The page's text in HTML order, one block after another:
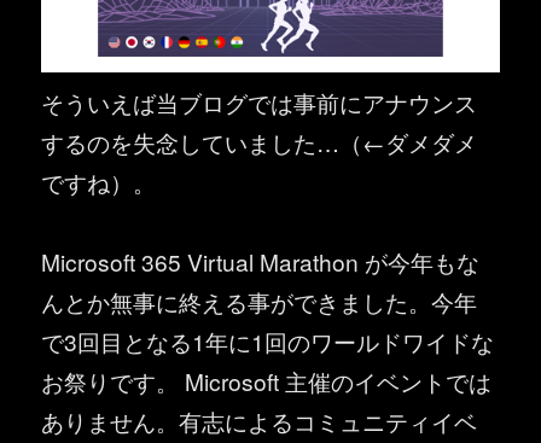
そういえば当ブログでは事前にアナウンス
するのを失念していました…（←ダメダメ
ですね）。
Microsoft 365 Virtual Marathon が今年もな
んとか無事に終える事ができました。今年
で3回目となる1年に1回のワールドワイドな
お祭りです。 Microsoft 主催のイベントでは
ありません。有志によるコミュニティイベ